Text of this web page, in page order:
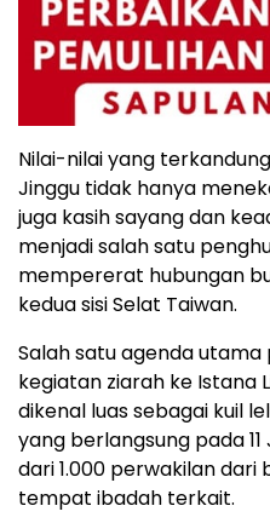
Nilai-nilai yang
Jinggu tidak hanya
juga kasih sayang dan
menjadi salah satu
mempererat hubungan
kedua sisi Selat Taiwan.
Salah satu agenda
kegiatan ziarah ke Istana
dikenal luas sebagai kuil
yang berlangsung pada
dari 1.000 perwakilan dari
tempat ibadah terkait.